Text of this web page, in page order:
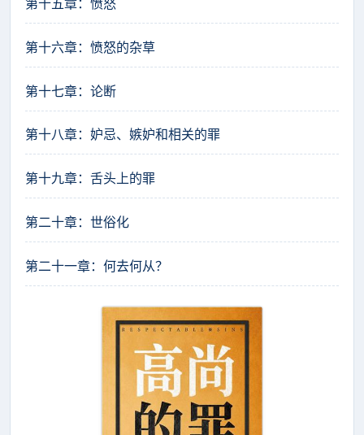
第十六章：愤怒的杂草
第十七章：论断
第十八章：妒忌、嫉妒和相关的罪
第十九章：舌头上的罪
第二十章：世俗化
第二十一章：何去何从？